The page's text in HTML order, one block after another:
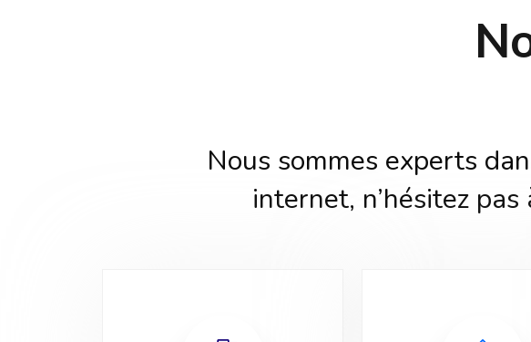
Nous sommes experts
internet, n’hésitez